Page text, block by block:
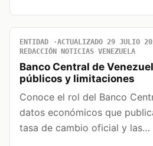
ENTIDAD ACTUALIZADO 29 JULIO
REDACCIÓN NOTICIAS VENEZUELA
Banco Central de
públicos y limitaciones
Conoce el rol del Banco
datos económicos que
tasa de cambio oficial y las…